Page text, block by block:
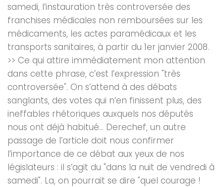
samedi, l’instauration très controversée des
franchises médicales non remboursées sur les
médicaments, les actes paramédicaux et les
transports sanitaires, à partir du 1er janvier 2008.
>> Ce qui attire immédiatement mon attention
dans cette phrase, c’est l’expression "très
controversée". On s’attend à des débats
sanglants, des votes qui n’en finissent plus, des
ineffables rhétoriques auxquels nos députés
nous ont déjà habitué… Derechef, un autre
passage de l’article doit nous confirmer
l’importance de ce débat aux yeux de nos
législateurs : il s’agit du "dans la nuit de vendredi à
samedi". La, on pourrait se dire "quel courage !